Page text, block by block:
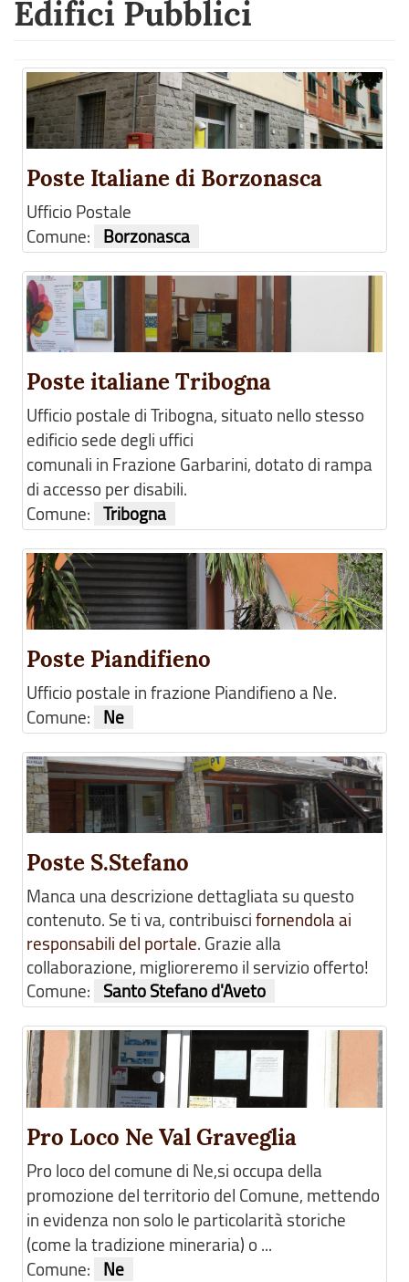
Edifici Pubblici
Poste Italiane di Borzonasca
Ufficio Postale
Comune:
Borzonasca
Poste italiane Tribogna
Ufficio postale di Tribogna, situato nello stesso
edificio sede degli uffici
comunali in Frazione Garbarini, dotato di rampa
di accesso per disabili.
Comune: Tribogna
Poste Piandifieno
Ufficio postale in frazione Piandifieno a Ne.
Comune:
Ne
Poste S.Stefano
Manca una descrizione dettagliata su questo
contenuto. Se ti va, contribuiscifornendola ai
responsabili del portale. Grazie alla
collaborazione, miglioreremo il servizio offerto!
Comune:
Santo Stefano d'Aveto
Pro Loco Ne Val Graveglia
Pro loco del comune di Ne,si occupa della
promozione del territorio del Comune, mettendo
in evidenza non solo le particolarità storiche
(come la tradizione mineraria) o ...
Comune:
Ne